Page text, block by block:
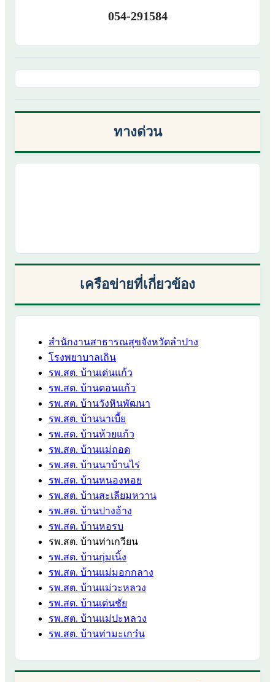
054-291584
ทางด่วน
เครือข่ายที่เกี่ยวข้อง
สำนักงานสาธารณสุขจังหวัดลำปาง
โรงพยาบาลเถิน
รพ.สต. บ้านเด่นแก้ว
รพ.สต. บ้านดอนแก้ว
รพ.สต. บ้านวังหินพัฒนา
รพ.สต. บ้านนาเบี้ย
รพ.สต. บ้านห้วยแก้ว
รพ.สต. บ้านแม่ถอด
รพ.สต. บ้านนาบ้านไร่
รพ.สต. บ้านหนองหอย
รพ.สต. บ้านสะเลียมหวาน
รพ.สต. บ้านปางอ้าง
รพ.สต. บ้านหอรบ
รพ.สต. บ้านท่าเกวียน
รพ.สต. บ้านกุ่มเนิ้ง
รพ.สต. บ้านแม่มอกกลาง
รพ.สต. บ้านแม่วะหลวง
รพ.สต. บ้านเด่นชัย
รพ.สต. บ้านแม่ปะหลวง
รพ.สต. บ้านท่ามะเกว๋น